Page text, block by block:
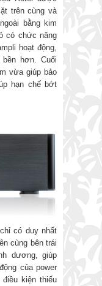
trên cùng và
bằng kim
có chức năng
hoạt động,
hơn. Cuối
vừa giúp bảo
hạn chế bớt
có duy nhất
cùng bên trái
dương, giúp
của power
điều kiện thiếu